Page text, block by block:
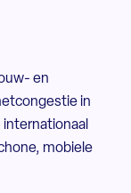
en
in
mobiele